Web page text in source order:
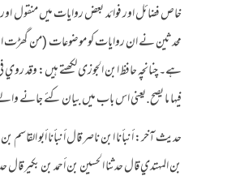
خاص فضائل اور فوائد بعض روایات میں منقول اور
محدثین نے ان روایات کو موضوعات (من گھڑت
ہے۔ چنانچہ حافظ ابن الجوزی لکھتے ہیں: وقد روي
فيها ما يصح.یعنی اس باب میں بیان کئے جانے
حديث آخر: أنبأنا ابن ناصر قال أنبأنا أبو القاسم بن
بن المهتدي قال حدثنا الحسين بن أحمد بن بكير قال